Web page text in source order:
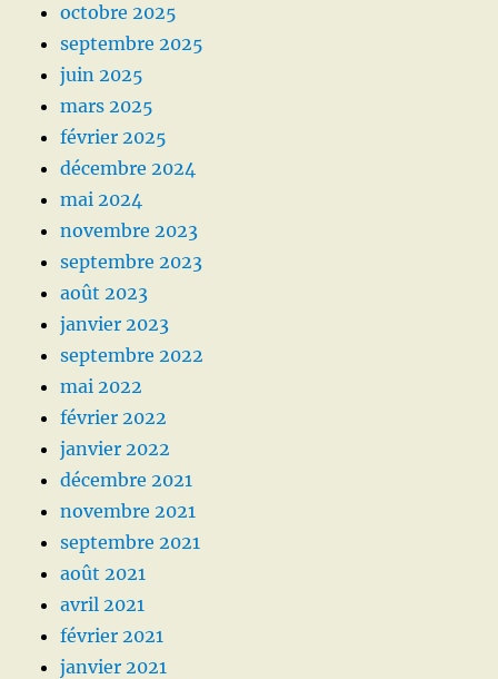
octobre 2025
septembre 2025
juin 2025
mars 2025
février 2025
décembre 2024
mai 2024
novembre 2023
septembre 2023
août 2023
janvier 2023
septembre 2022
mai 2022
février 2022
janvier 2022
décembre 2021
novembre 2021
septembre 2021
août 2021
avril 2021
février 2021
janvier 2021